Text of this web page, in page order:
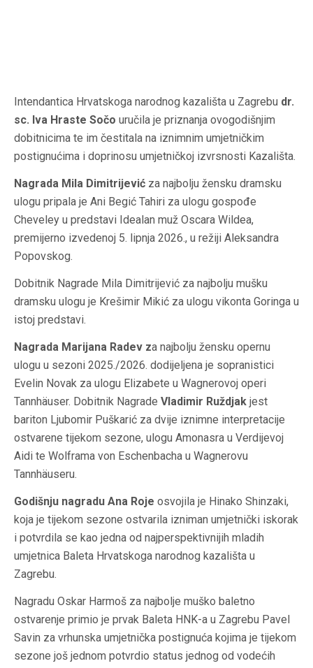
Intendantica Hrvatskoga narodnog kazališta u Zagrebu dr.
sc. Iva Hraste Sočo uručila je priznanja ovogodišnjim
dobitnicima te im čestitala na iznimnim umjetničkim
postignućima i doprinosu umjetničkoj izvrsnosti Kazališta.
Nagrada Mila Dimitrijević za najbolju žensku dramsku
ulogu pripala je Ani Begić Tahiri za ulogu gospođe
Cheveley u predstavi Idealan muž Oscara Wildea,
premijerno izvedenoj 5. lipnja 2026., u režiji Aleksandra
Popovskog.
Dobitnik Nagrade Mila Dimitrijević za najbolju mušku
dramsku ulogu je Krešimir Mikić za ulogu vikonta Goringa u
istoj predstavi.
Nagrada Marijana Radev za najbolju žensku opernu
ulogu u sezoni 2025./2026. dodijeljena je sopranistici
Evelin Novak za ulogu Elizabete u Wagnerovoj operi
Tannhäuser. Dobitnik Nagrade Vladimir Ruždjak jest
bariton Ljubomir Puškarić za dvije iznimne interpretacije
ostvarene tijekom sezone, ulogu Amonasra u Verdijevoj
Aidi te Wolframa von Eschenbacha u Wagnerovu
Tannhäuseru.
Godišnju nagradu Ana Roje osvojila je Hinako Shinzaki,
koja je tijekom sezone ostvarila izniman umjetnički iskorak
i potvrdila se kao jedna od najperspektivnijih mladih
umjetnica Baleta Hrvatskoga narodnog kazališta u
Zagrebu.
Nagradu Oskar Harmoš za najbolje muško baletno
ostvarenje primio je prvak Baleta HNK-a u Zagrebu Pavel
Savin za vrhunska umjetnička postignuća kojima je tijekom
sezone još jednom potvrdio status jednog od vodećih